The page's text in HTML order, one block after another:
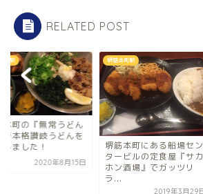
RELATED POST
町駅
町にある船場セン
ルの定食屋『サカ
酒場』でガッツリ
堺筋本町駅
【約1000円！】堺筋本
町の寿司屋『おたる栄六
すし』でお得ランチを
2019年7月11日